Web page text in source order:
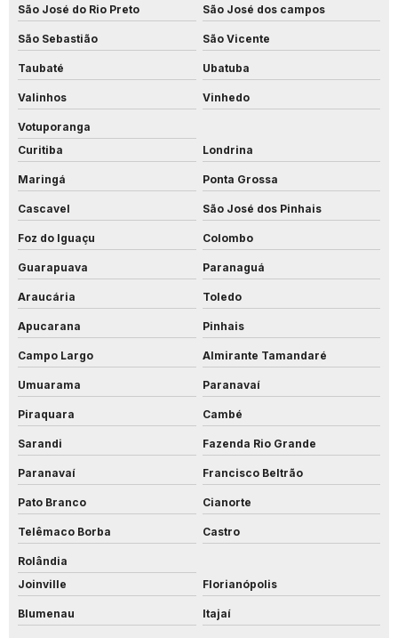
São José do Rio Preto São José dos campos
São Sebastião São Vicente
Taubaté Ubatuba
Valinhos Vinhedo
Votuporanga
Curitiba
Londrina
Maringá Ponta Grossa
Cascavel São José dos Pinhais
Foz do Iguaçu Colombo
Guarapuava Paranaguá
Araucária Toledo
Apucarana Pinhais
Campo Largo Almirante Tamandaré
Umuarama Paranavaí
Piraquara Cambé
Sarandi Fazenda Rio Grande
Paranavaí Francisco Beltrão
Pato Branco Cianorte
Telêmaco Borba Castro
Rolândia
Joinville
Florianópolis
Blumenau Itajaí